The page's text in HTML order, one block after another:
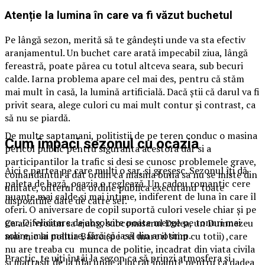
De multe saptamani, politistii de pe teren conduc o masina
pericol public pentru siguranta acestora dar si a
participantilor la trafic si desi se cunosc problemele grave,
comandantul a dat ordin ca masina buna sa nu se miste din
unitate, ofiterul de ordine publica executand toate
dispozitiile date de catre sef.
Ca aici vroiam sa ajung, subcomisarul Dulea, un Dumnezeu
mai mic la politia Baicoi(pe cel mare il stim cu totii) ,care
nu are treaba cu munca de politie, incadrat din viata civila
si matrasit de la filaj unde a lucrat inainte pentru ca dadea
Atenție la lumina în care va fi văzut buchetul
Pe lângă sezon, merită să te gândești unde va sta efectiv
aranjamentul. Un buchet care arată impecabil ziua, lângă
fereastră, poate părea cu totul altceva seara, sub becuri
calde. Iarna problema apare cel mai des, pentru că stăm
mai mult în casă, la lumină artificială. Dacă știi că darul va fi
privit seara, alege culori cu mai mult contur și contrast, ca
să nu se piardă.
Cum împaci sezonul cu ocazia
Aici e partea pe care mulți o sar, și greșesc. Sezonul îți dă
paleta de bază, ocazia o reglează. Un cadou romantic cere
nuanțe mai calde și mai intime, indiferent de luna în care îl
oferi. O aniversare de copil suportă culori vesele chiar și pe
ger. O felicitare de absolvire poate merge pe tonuri mai
sobre, mai mature, fără să iasă din anotimp.
Practic, te uiți întâi la sezon ca să prinzi atmosfera și